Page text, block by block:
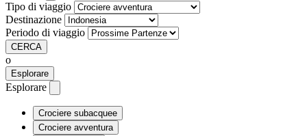
Tipo di viaggio
Destinazione
Periodo di viaggio
CERCA
o
Esplorare
Esplorare
Crociere subacquee
Crociere avventura